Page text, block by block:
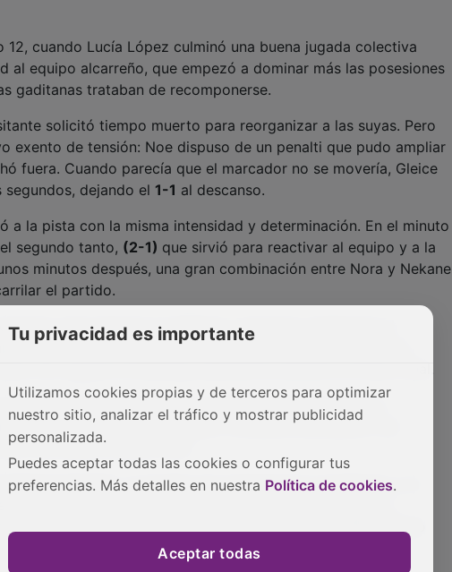
cuando Lucía López culminó una buena jugada colectiva
al equipo alcarreño, que empezó a dominar más las posesiones
gaditanas trataban de recomponerse.
solicitó tiempo muerto para reorganizar a las suyas. Pero
exento de tensión: Noe dispuso de un penalti que pudo ampliar
fuera. Cuando parecía que el marcador no se movería, Gleice
dejando el 1-1 al descanso.
a la pista con la misma intensidad y determinación. En el minuto
segundo tanto, (2-1) que sirvió para reactivar al equipo y a la
minutos después, una gran combinación entre Nora y Nekane
el partido.
más seguras en defensa y buscaron sentenciar al
de acortar distancias con más corazón que claridad. Las
35, lograron el
minuto 38 para preparar los últimos ataques, pero el
defensa ordenada y el apoyo constante del público, las
rival hasta el pitido final.
División, un triunfo muy especial por el esfuerzo y la
Tres puntos que refuerzan la confianza del equipo y
jornadas, en las que el conjunto alcarreño había dejado
la recompensa del marcador.
Tu privacidad es importante
Utilizamos cookies propias y de terceros para optimizar
nuestro sitio, analizar el tráfico y mostrar publicidad
personalizada.
Puedes aceptar todas las cookies o configurar tus
preferencias. Más detalles en nuestra Política de cookies.
Aceptar todas